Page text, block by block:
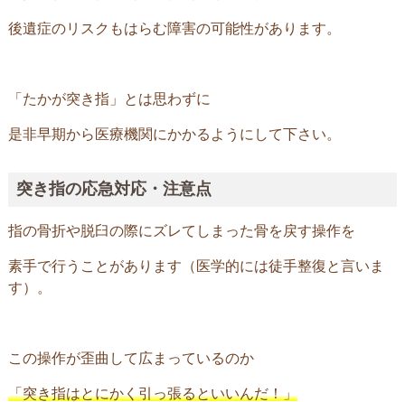
後遺症のリスクもはらむ障害の可能性があります。
「たかが突き指」とは思わずに
是非早期から医療機関にかかるようにして下さい。
突き指の応急対応・注意点
指の骨折や脱臼の際にズレてしまった骨を戻す操作を
素手で行うことがあります（医学的には徒手整復と言いま
す）。
この操作が歪曲して広まっているのか
「突き指はとにかく引っ張るといいんだ！」